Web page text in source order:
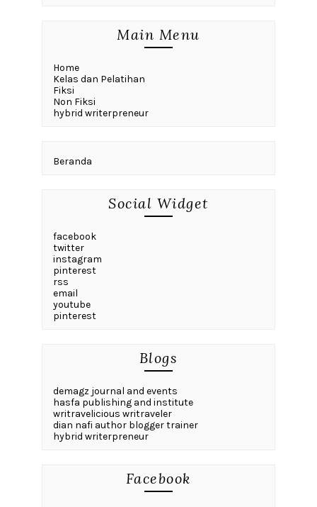
Main Menu
Home
Kelas dan Pelatihan
Fiksi
Non Fiksi
hybrid writerpreneur
Beranda
Social Widget
facebook
twitter
instagram
pinterest
rss
email
youtube
pinterest
Blogs
demagz journal and events
hasfa publishing and institute
writravelicious writraveler
dian nafi author blogger trainer
hybrid writerpreneur
Facebook